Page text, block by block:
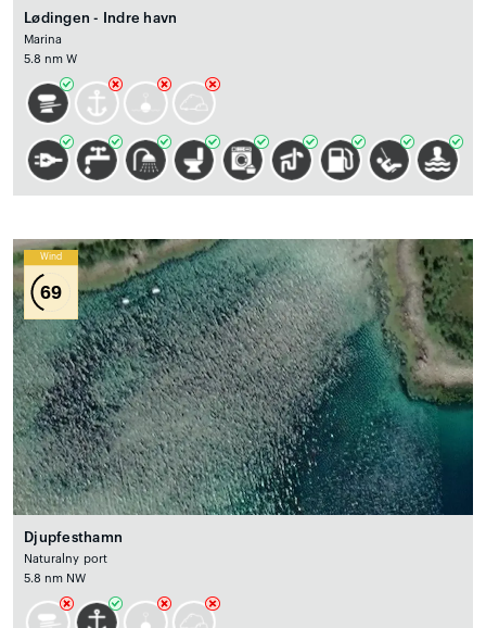
Lødingen - Indre havn
Marina
5.8 nm W
Wind
69
Djupfesthamn
Naturalny port
5.8 nm NW